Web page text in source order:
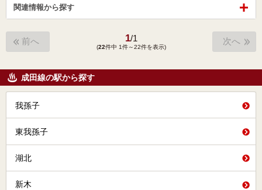
関連情報から探す
前へ 1/1
(22件中 1件～22件を表示)
次へ
成田線の駅から探す
我孫子
東我孫子
湖北
新木